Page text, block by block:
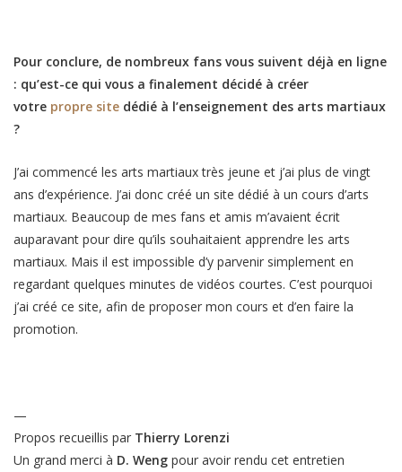
Pour conclure, de nombreux fans vous suivent déjà en ligne
: qu’est-ce qui vous a finalement décidé à créer
votre propre site dédié à l’enseignement des arts martiaux
?
J’ai commencé les arts martiaux très jeune et j’ai plus de vingt
ans d’expérience. J’ai donc créé un site dédié à un cours d’arts
martiaux. Beaucoup de mes fans et amis m’avaient écrit
auparavant pour dire qu’ils souhaitaient apprendre les arts
martiaux. Mais il est impossible d’y parvenir simplement en
regardant quelques minutes de vidéos courtes. C’est pourquoi
j’ai créé ce site, afin de proposer mon cours et d’en faire la
promotion.
—
Propos recueillis par Thierry Lorenzi
Un grand merci à D. Weng pour avoir rendu cet entretien